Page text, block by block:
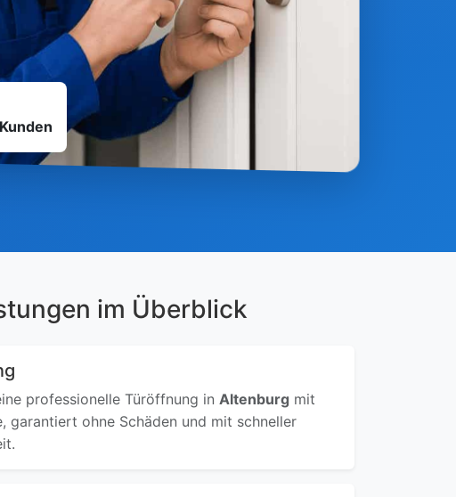
im Überblick
professionelle Türöffnung in Altenburg mit
garantiert ohne Schäden und mit schneller